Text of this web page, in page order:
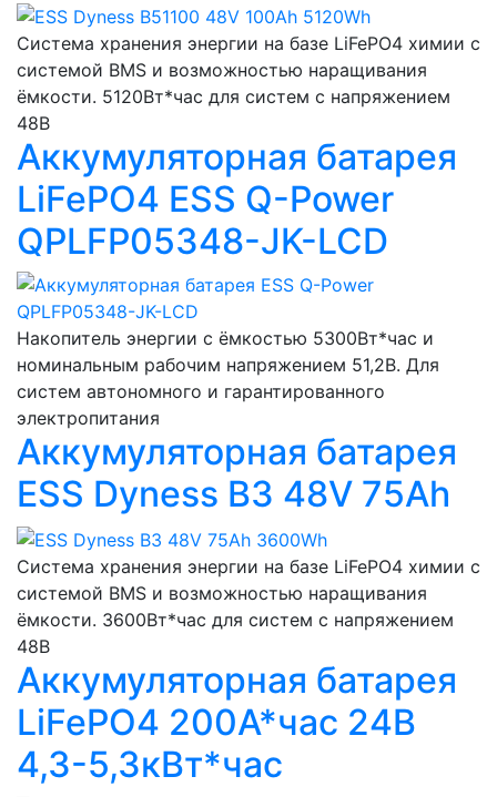
Система хранения энергии на базе LiFePO4 химии с
системой BMS и возможностью наращивания
ёмкости. 5120Вт*час для систем с напряжением
48В
Аккумуляторная батарея
LiFePO4 ESS Q-Power
QPLFP05348-JK-LCD
Накопитель энергии с ёмкостью 5300Вт*час и
номинальным рабочим напряжением 51,2В. Для
систем автономного и гарантированного
электропитания
Аккумуляторная батарея
ESS Dyness B3 48V 75Ah
Система хранения энергии на базе LiFePO4 химии с
системой BMS и возможностью наращивания
ёмкости. 3600Вт*час для систем с напряжением
48В
Аккумуляторная батарея
LiFePO4 200A*час 24В
4,3-5,3кВт*час